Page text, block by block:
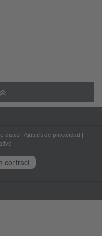
datos Ajustes de privacidad
contract